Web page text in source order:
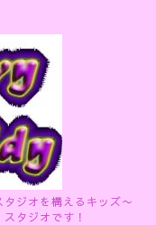
ジオを構えるキッズ〜
タジオです！